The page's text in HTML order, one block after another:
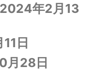
2024年2月13
日
月28日